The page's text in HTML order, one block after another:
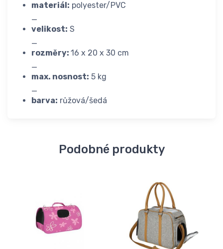
materiál: polyester/PVC
_
velikost: S
_
rozměry: 16 x 20 x 30 cm
_
max. nosnost: 5 kg
_
barva: růžová/šedá
Podobné produkty